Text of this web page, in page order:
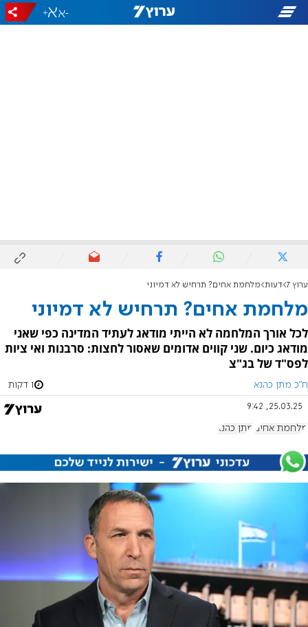
-
+
ערוץ 7 דעות מלחמת אחים? תרחיש לא דמיוני
מלחמת אחים? תרחיש לא דמיוני
לכל אורך המלחמה לא הייתי מודאג לעתיד המדינה כפי שאני
מודאג כיום. שני קווים אדומים שאסור לחצות: סרבנות ואי ציות
לפס"ד של בג"צ
ח"כ מתן כהנא 1 דקות
25.03.25, 9:42
מלחמת אחים מתן כהנא